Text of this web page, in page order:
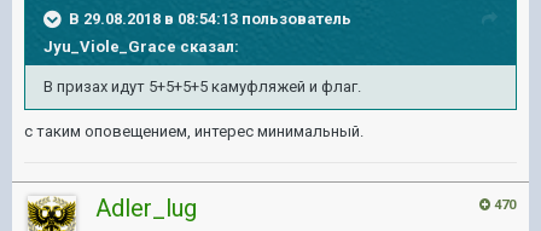
В 29.08.2018 в 08:54:13 пользователь
Jyu_Viole_Graceсказал:
В призах идут 5+5+5+5 камуфляжей и флаг.
с таким оповещением, интерес минимальный.
470
Adler_lug